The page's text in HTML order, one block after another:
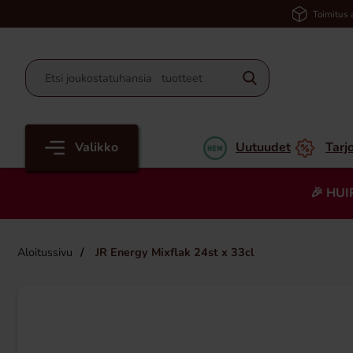
Toimitus
Valikko Uutuudet
🎉
Aloitussivu JR Energy Mixflak 24st x 33cl